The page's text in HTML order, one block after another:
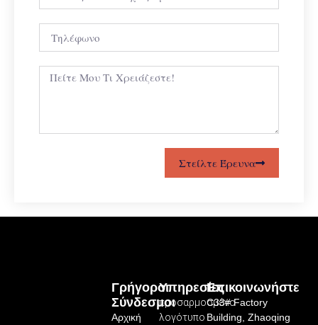
Στείλτε Έρευνα
Υπηρεσίες
προσαρμοσμένο
λογότυπο
Γρήγοροι
Σύνδεσμοι
Αρχική
Επικοινωνήστε
C33# Factory
Building, Zhaoqing